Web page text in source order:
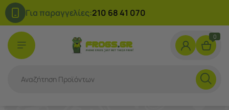
Για παραγγελίες:210 68 41 070
0